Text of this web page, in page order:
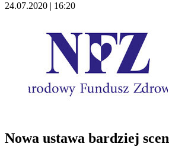
24.07.2020 | 16:20
Nowa ustawa bardziej